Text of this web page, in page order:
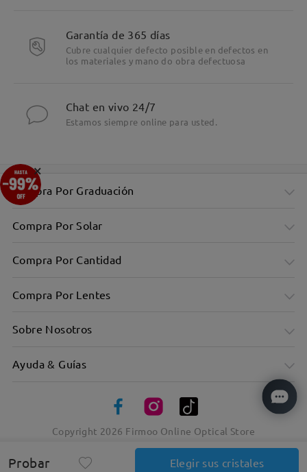
Probar Elegir sus cristales
Garantía de 365 días
Cubre cualquier defecto posible en defectos en
los materiales y mano do obra defectuosa
Chat en vivo 24/7
Estamos siempre online para usted.
Compra Por Graduación
Compra Por Solar
Compra Por Cantidad
Compra Por Lentes
Sobre Nosotros
Ayuda & Guías
Copyright 2026 Firmoo Online Optical Store
×